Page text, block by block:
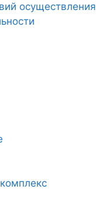
осуществления